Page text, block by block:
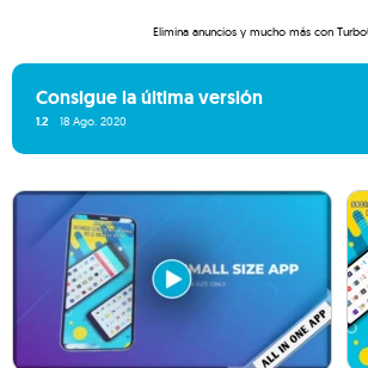
Elimina anuncios y mucho más con Turbo
Consigue la última versión
1.2 18 Ago. 2020